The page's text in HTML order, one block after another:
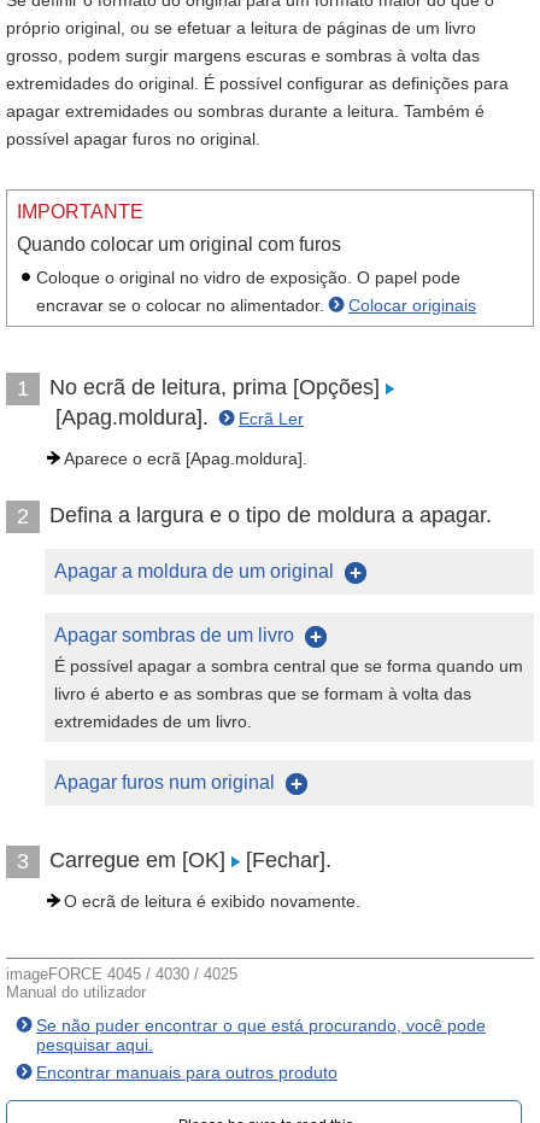
próprio original, ou se efetuar a leitura de páginas de um livro
grosso, podem surgir margens escuras e sombras à volta das
extremidades do original. É possível configurar as definições para
apagar extremidades ou sombras durante a leitura. Também é
possível apagar furos no original.
IMPORTANTE
Quando colocar um original com furos
Coloque o original no vidro de exposição. O papel pode
encravar se o colocar no alimentador.
Colocar originais
1
No ecrã de leitura, prima [Opções]
[Apag.moldura].
Ecrã Ler
Aparece o ecrã [Apag.moldura].
2 Defina a largura e o tipo de moldura a apagar.
Apagar a moldura de um original
Apagar sombras de um livro
É possível apagar a sombra central que se forma quando um
livro é aberto e as sombras que se formam à volta das
extremidades de um livro.
Apagar furos num original
3 Carregue em [OK] [Fechar].
O ecrã de leitura é exibido novamente.
imageFORCE 4045 / 4030 / 4025
Manual do utilizador
Se não puder encontrar o que está procurando, você pode
pesquisar aqui.
Encontrar manuais para outros produto